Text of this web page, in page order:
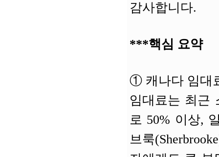
감사합니다.
***핵심 요약
① 캐나다 임대
임대료는 최근
로 50% 이상,
브룩